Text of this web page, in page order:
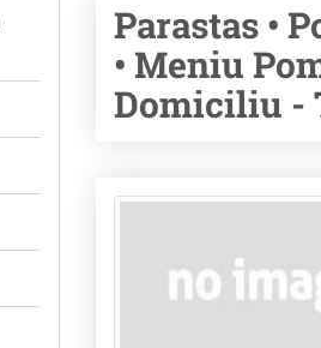
Parastas •
• Meniu
Domiciliu -